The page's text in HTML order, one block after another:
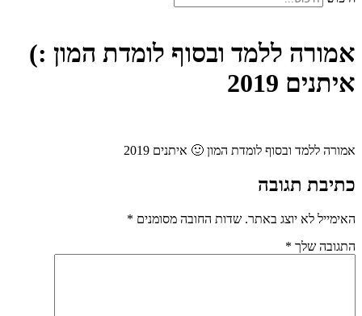
אמורה ללמד ובסוף לומדת המון :)
איתנים 2019
אמורה ללמד ובסוף לומדת המון 🙂 איתנים 2019
כתיבת תגובה
האימייל לא יוצג באתר. שדות החובה מסומנים *
התגובה שלך *